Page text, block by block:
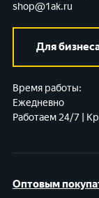
Оптовым
shop@1ak.ru
Для
Время работы:
Ежедневно
Работаем 24/7 |